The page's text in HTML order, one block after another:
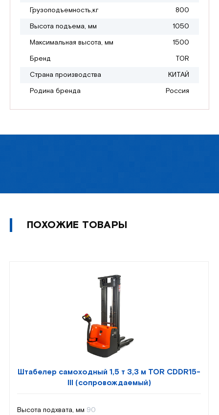
Грузоподъемность,кг
800
Высота подъема, мм
1050
Максимальная высота, мм
1500
Бренд
TOR
Страна производства
КИТАЙ
Родина бренда
Россия
ПОХОЖИЕ ТОВАРЫ
Штабелер самоходный 1,5 т 3,3 м TOR CDDR15-
III (сопровождаемый)
Высота подхвата, мм 90